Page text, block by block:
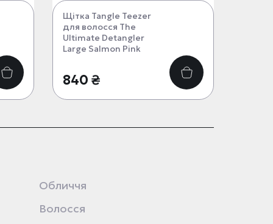
Щітка Tangle Teezer
для волосся The
Ultimate Detangler
Large Salmon Pink
840 ₴
Обличчя
Волосся